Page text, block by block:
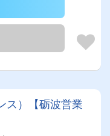
ス）【砺波営業